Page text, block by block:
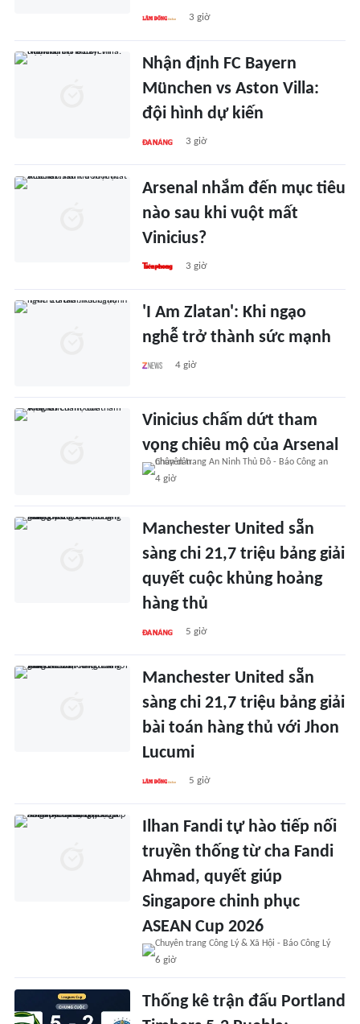
3 giờ
Nhận định FC Bayern
München vs Aston Villa:
đội hình dự kiến
3 giờ
Arsenal nhắm đến mục tiêu
nào sau khi vuột mất
Vinicius?
3 giờ
'I Am Zlatan': Khi ngạo
nghễ trở thành sức mạnh
4 giờ
Vinicius chấm dứt tham
vọng chiêu mộ của Arsenal
4 giờ
Manchester United sẵn
sàng chi 21,7 triệu bảng giải
quyết cuộc khủng hoảng
hàng thủ
5 giờ
Manchester United sẵn
sàng chi 21,7 triệu bảng giải
bài toán hàng thủ với Jhon
Lucumi
5 giờ
Ilhan Fandi tự hào tiếp nối
truyền thống từ cha Fandi
Ahmad, quyết giúp
Singapore chinh phục
ASEAN Cup 2026
6 giờ
Thống kê trận đấu Portland